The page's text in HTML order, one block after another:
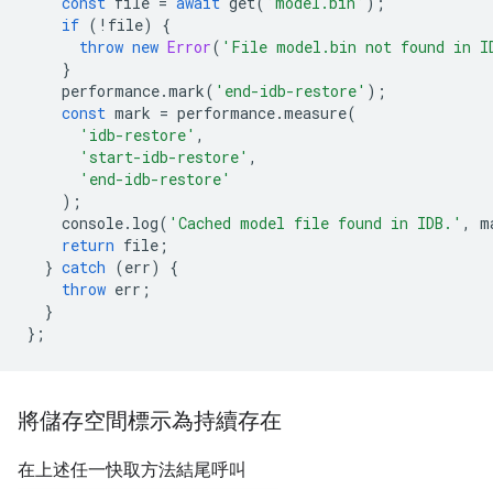
if ( ! file)
{
throw new Error( 'File model.bin not found in
}
performance.mark( 'end-idb-restore' );
const mark = performance.measure(
'idb-restore' ,
'start-idb-restore' ,
'end-idb-restore'
);
console. log( 'Cached model file found in IDB.' ,
return file ;
} catch (err)
{
throw err ;
}
};
將儲存空間標示為持續存在
在上述任一快取方法結尾呼叫